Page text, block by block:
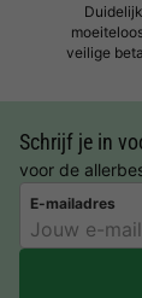
veilige
Schrijf je in
voor de
E-mailadres